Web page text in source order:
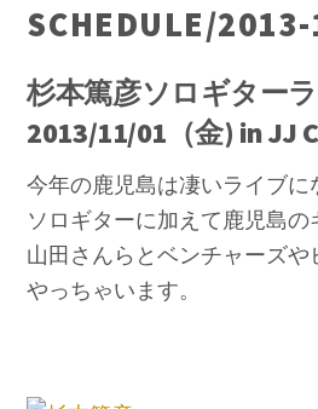
SCHEDULE/
杉本篤彦ソロギター
2013/11/01（金) in JJ
今年の鹿児島は凄いライブに
ソロギターに加えて鹿児島
山田さんらとベンチャーズや
やっちゃいます。